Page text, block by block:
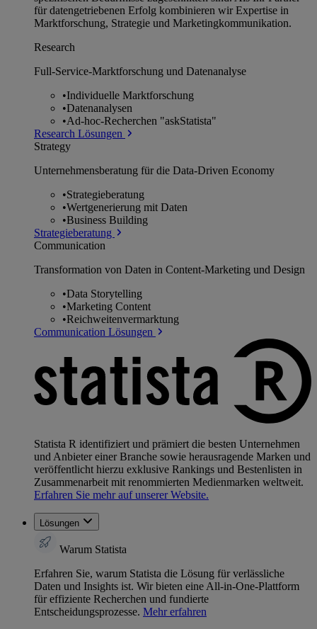
für datengetriebenen Erfolg kombinieren wir Expertise in
Marktforschung, Strategie und Marketingkommunikation.
Research
Full-Service-Marktforschung und Datenanalyse
•Individuelle Marktforschung
•Datenanalysen
•Ad-hoc-Recherchen "askStatista"
Research Lösungen
Strategy
Unternehmens­beratung für die Data-Driven Economy
•Strategieberatung
•Wertgenerierung mit Daten
•Business Building
Strategieberatung
Communication
Transformation von Daten in Content-Marketing und Design
•Data Storytelling
•Marketing Content
•Reichweitenvermarktung
Communication Lösungen
Statista R identifiziert und prämiert die besten Unternehmen
und Anbieter einer Branche sowie herausragende Marken und
veröffentlicht hierzu exklusive Rankings und Bestenlisten in
Zusammenarbeit mit renommierten Medienmarken weltweit.
Erfahren Sie mehr auf unserer Website.
Lösungen
Warum Statista
Erfahren Sie, warum Statista die Lösung für verlässliche
Daten und Insights ist. Wir bieten eine All-in-One-Plattform
für effiziente Recherchen und fundierte
Entscheidungsprozesse. Mehr erfahren